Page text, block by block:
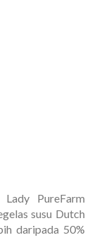
PureFarm
susu Dutch
daripada 50%